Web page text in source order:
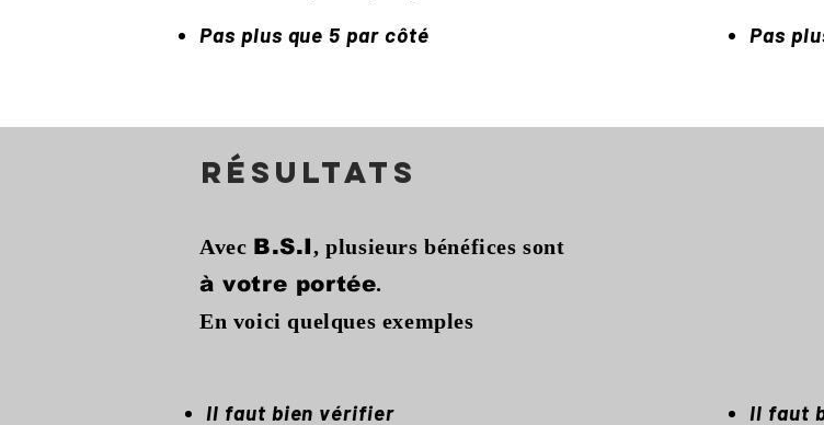
Pas plus que 5 par côté
Pas
résultats
Avec B.S.I, plusieurs bénéfices sont
à votre portée.
En voici quelques exemples
Il faut bien vérifier
Il faut